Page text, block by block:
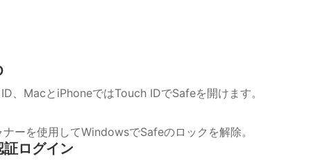
、MacとiPhoneではTouch IDでSafeを開けます。
ーを使用してWindowsでSafeのロックを解除。
ログイン